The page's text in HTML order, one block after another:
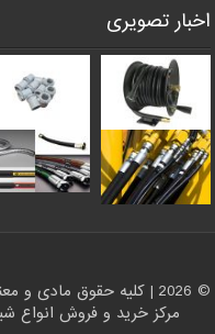
اخبار تصویری
© 2026 | کلیه حقوق مادی و معنوی این وب سایت متعلق است به سایت
مرکز خرید و فروش انواع